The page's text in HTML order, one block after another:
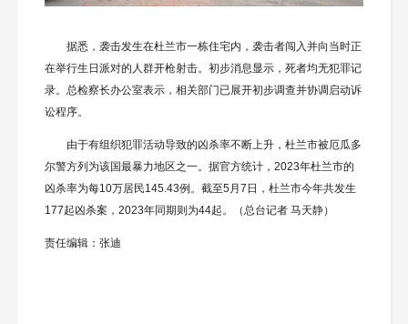
据悉，袭击发生在杜兰市一栋住宅内，袭击者闯入并向当时正
在举行生日派对的人群开枪射击。初步消息显示，死者均无犯罪记
录。总检察长办公室表示，相关部门已展开初步调查并协调启动诉
讼程序。
由于有组织犯罪活动导致的凶杀率不断上升，杜兰市被厄瓜多
尔警方列为该国最暴力地区之一。据官方统计，2023年杜兰市的
凶杀率为每10万居民145.43例。截至5月7日，杜兰市今年共发生
177起凶杀案，2023年同期则为44起。（总台记者 马天静）
责任编辑：张迪